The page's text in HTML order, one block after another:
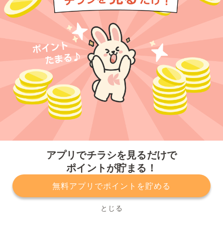
アプリでチラシを見るだけで
ポイントが貯まる！
無料アプリでポイントを貯める
とじる
プライバシーポリシー 利用規約
運営会社
サービスに関してのお問い合わせ